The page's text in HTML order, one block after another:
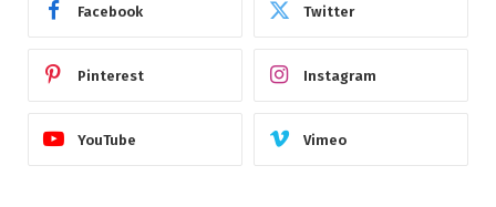
Facebook Twitter
Pinterest Instagram
YouTube Vimeo